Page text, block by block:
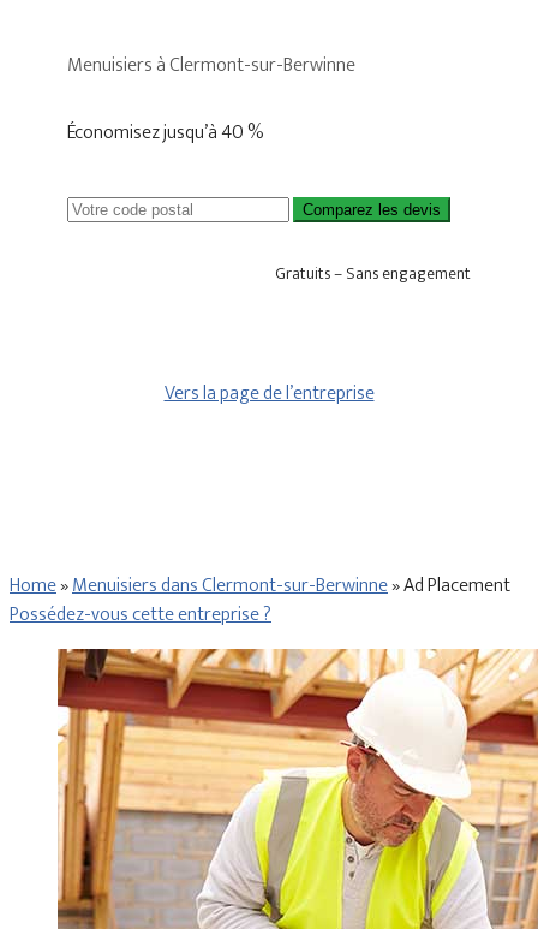
Menuisiers à Clermont-sur-Berwinne
Économisez jusqu’à 40 %
Comparez les devis
Gratuits – Sans engagement
Vers la page de l’entreprise
Home»Menuisiers dans Clermont-sur-Berwinne»Ad Placement
Possédez-vous cette entreprise ?